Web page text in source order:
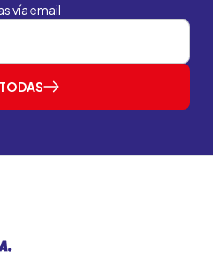
vía email